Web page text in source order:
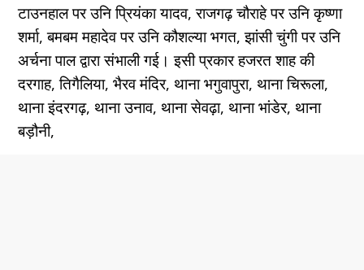
टाउनहाल पर उनि प्रियंका यादव, राजगढ़ चौराहे पर उनि कृष्णा
शर्मा, बमबम महादेव पर उनि कौशल्या भगत, झांसी चुंगी पर उनि
अर्चना पाल द्वारा संभाली गई। इसी प्रकार हजरत शाह की
दरगाह, तिगैलिया, भैरव मंदिर, थाना भगुवापुरा, थाना चिरूला,
थाना इंदरगढ़, थाना उनाव, थाना सेवढ़ा, थाना भांडेर, थाना
बड़ौनी,